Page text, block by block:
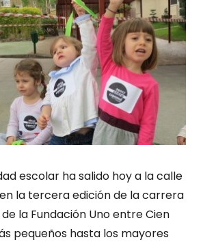
escolar ha salido hoy a la calle
la tercera edición de la carrera
la Fundación Uno entre Cien
pequeños hasta los mayores